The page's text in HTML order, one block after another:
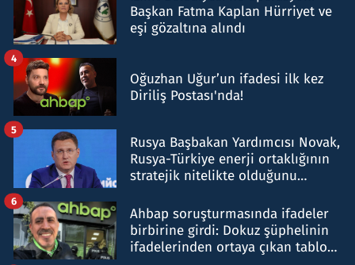
Başkan Fatma Kaplan Hürriyet ve
eşi gözaltına alındı
Oğuzhan Uğur’un ifadesi ilk kez
Diriliş Postası'nda!
4
Rusya Başbakan Yardımcısı Novak,
Rusya-Türkiye enerji ortaklığının
stratejik nitelikte olduğunu
5
Ahbap soruşturmasında ifadeler
birbirine girdi: Dokuz şüphelinin
ifadelerinden ortaya çıkan tablo
6